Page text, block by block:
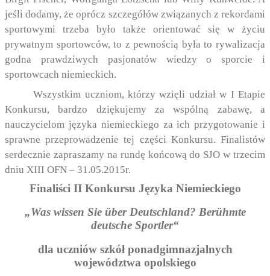
jeśli dodamy, że oprócz szczegółów związanych z rekordami
sportowymi trzeba było także orientować się w życiu
prywatnym sportowców, to z pewnością była to rywalizacja
godna prawdziwych pasjonatów wiedzy o sporcie i
sportowcach niemieckich.
Wszystkim uczniom, którzy wzięli udział w I Etapie
Konkursu, bardzo dziękujemy za wspólną zabawę, a
nauczycielom języka niemieckiego za ich przygotowanie i
sprawne przeprowadzenie tej części Konkursu. Finalistów
serdecznie zapraszamy na rundę końcową do SJO w trzecim
dniu XIII OFN – 31.05.2015r.
Finaliści II Konkursu Języka Niemieckiego
„Was wissen Sie über Deutschland? Berühmte
deutsche Sportler“
dla uczniów szkół ponadgimnazjalnych
województwa opolskiego